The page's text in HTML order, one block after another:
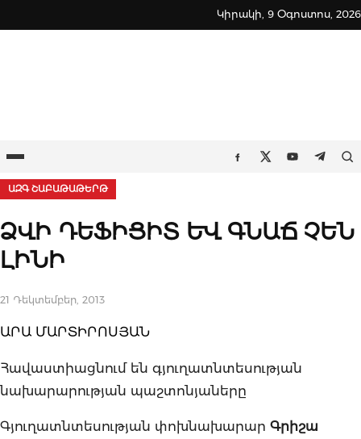
to
Կիրակի, 9 Օգոստոս, 2026
Ընտրացանկ Facebook
TwitterYoutube
ԱԶԳ ՇԱԲԱԹԱԹԵՐԹ
ՁՎԻ ԴԵՖԻՑԻՏ ԵՎ ԳՆԱՃ ՉԵՆ
ԼԻՆԻ
21 Դեկտեմբեր, 2013
ԱՐԱ ՄԱՐՏԻՐՈՍՅԱՆ
Հավաստիացնում են գյուղատնտեսության
նախարարության պաշտոնյաները
Գյուղատնտեսության փոխնախարար Գրիշա